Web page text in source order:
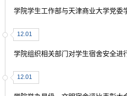
学院学生工作部与天津商业大学党委
12.01
学院组织相关部门对学生宿舍安全进
12.01